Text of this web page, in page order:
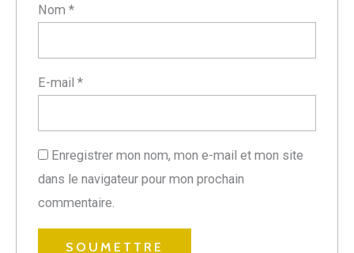
Nom*
E-mail*
Enregistrer mon nom, mon e-mail et mon site
dans le navigateur pour mon prochain
commentaire.